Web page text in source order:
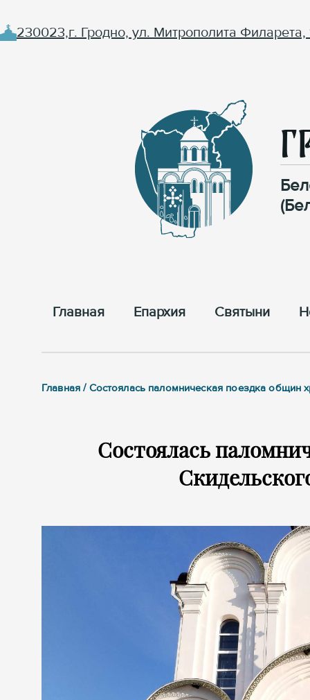
230023,г. Гродно, ул. Митрополита Филарета,
Главная Епархия Cвятыни
Главная / Состоялась паломническая поездка общин
Состоялась